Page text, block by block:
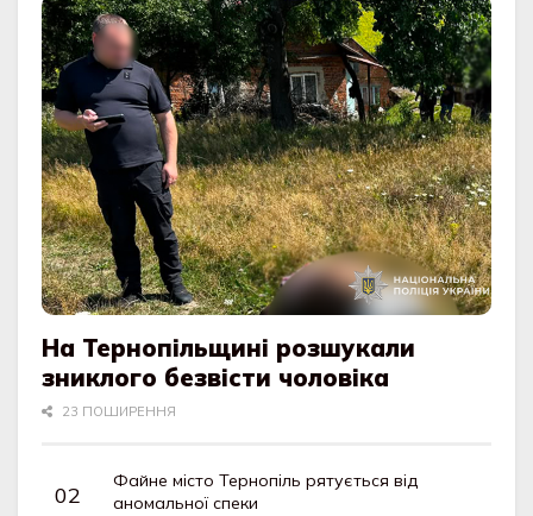
На Тернопільщині розшукали
зниклого безвісти чоловіка
23 ПОШИРЕННЯ
Файне місто Тернопіль рятується від
аномальної спеки